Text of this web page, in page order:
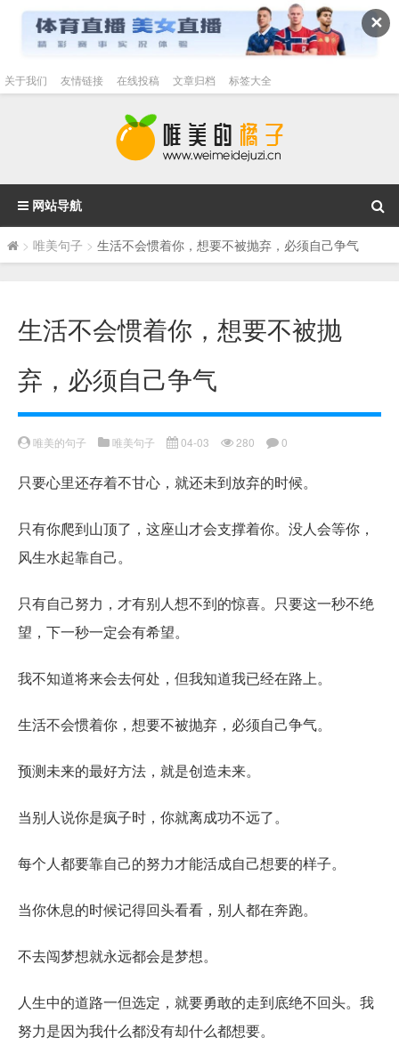
✕
关于我们 友情链接 在线投稿 文章归档 标签大全
网站导航
> 唯美句子 > 生活不会惯着你，想要不被抛弃，必须自己争气
生活不会惯着你，想要不被抛
弃，必须自己争气
唯美的句子 唯美句子 04-03 280 0
只要心里还存着不甘心，就还未到放弃的时候。
只有你爬到山顶了，这座山才会支撑着你。没人会等你，
风生水起靠自己。
只有自己努力，才有别人想不到的惊喜。只要这一秒不绝
望，下一秒一定会有希望。
我不知道将来会去何处，但我知道我已经在路上。
生活不会惯着你，想要不被抛弃，必须自己争气。
预测未来的最好方法，就是创造未来。
当别人说你是疯子时，你就离成功不远了。
每个人都要靠自己的努力才能活成自己想要的样子。
当你休息的时候记得回头看看，别人都在奔跑。
不去闯梦想就永远都会是梦想。
人生中的道路一但选定，就要勇敢的走到底绝不回头。我
努力是因为我什么都没有却什么都想要。